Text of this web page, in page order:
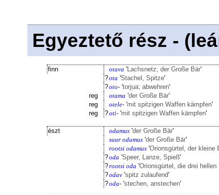
Egyeztető rész -
finn otava 'Lachsnetz; der Große Bär'
?ota 'Stachel, Spitze'
?oto- 'torjua; abwehren'
reg
otama 'der Große Bär'
reg
otele- 'mit spitzigen Waffen kämpfen'
reg
?oti- 'mit spitzigen Waffen kämpfen'
észt odamus 'der Große Bär'
suur odamus 'der Große Bär'
rootsi odamus 'Orionsgürtel, der kleine
?oda 'Speer, Lanze, Spieß'
?rootsi oda 'Orionsgürtel, die drei hellen
?odav 'spitz zulaufend'
?oda- 'stechen, anstechen'